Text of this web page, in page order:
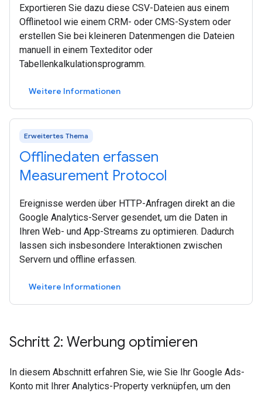
Exportieren Sie dazu diese CSV-Dateien aus einem
Offlinetool wie einem CRM- oder CMS-System oder
erstellen Sie bei kleineren Datenmengen die Dateien
manuell in einem Texteditor oder
Tabellenkalkulationsprogramm.
Weitere Informationen
Erweitertes Thema
Offlinedaten erfassen
Measurement Protocol
Ereignisse werden über HTTP-Anfragen direkt an die
Google Analytics-Server gesendet, um die Daten in
Ihren Web- und App-Streams zu optimieren. Dadurch
lassen sich insbesondere Interaktionen zwischen
Servern und offline erfassen.
Weitere Informationen
Schritt 2: Werbung optimieren
In diesem Abschnitt erfahren Sie, wie Sie Ihr Google Ads-
Konto mit Ihrer Analytics-Property verknüpfen, um den